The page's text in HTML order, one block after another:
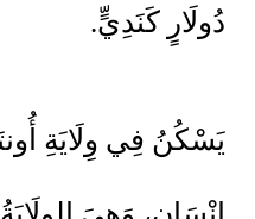
دُولَارٍ كَنَدِيٍّ.